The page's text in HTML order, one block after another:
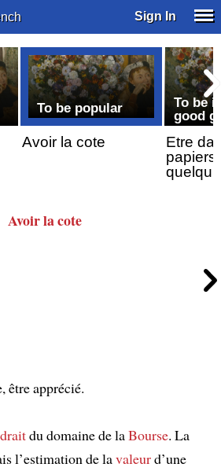
Sign In
To be popular
Avoir la cote
To be
good
Etre
papiers
Avoir la cote
être apprécié.
du domaine de laBourse. La
l’estimation de lavaleurd’une